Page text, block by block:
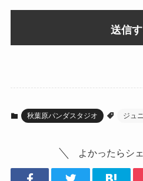
秋葉原パンダスタジオ ジュ
よかったらシ